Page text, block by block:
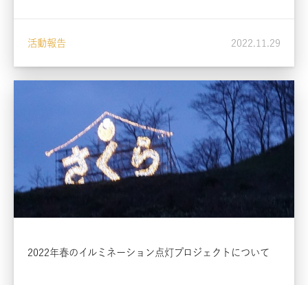
活動報告 2022.11.29
2022年春のイルミネーション点灯プロジェクトについて